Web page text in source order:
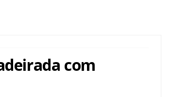
com